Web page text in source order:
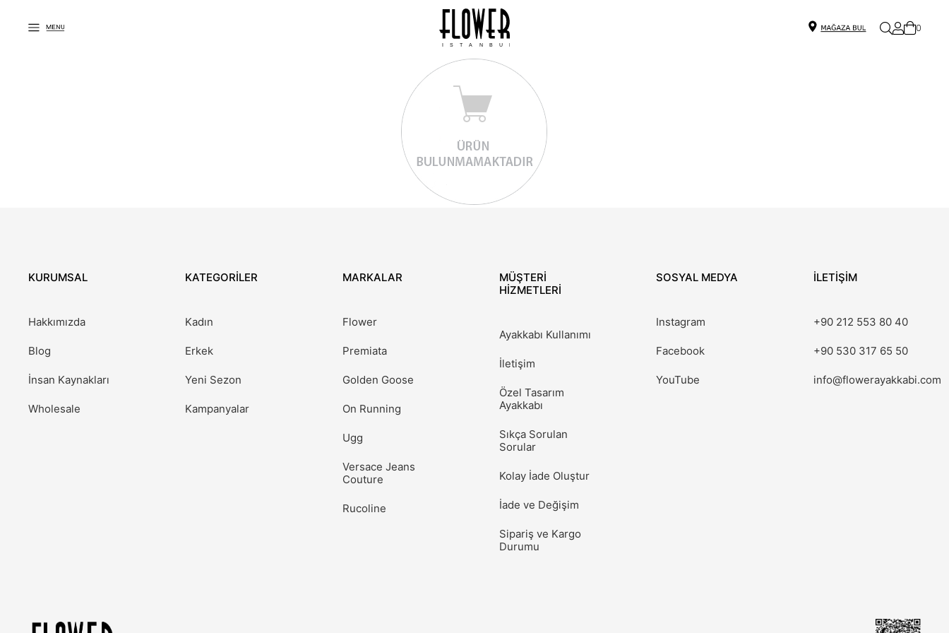
ISTANBUL
0
KURUMSAL
Hakkımızda
Blog
İnsan Kaynakları
Wholesale
KATEGORİLER
Kadın
Erkek
Yeni Sezon
Kampanyalar
MARKALAR
Flower
Premiata
Golden Goose
On Running
Ugg
Versace Jeans
Couture
Rucoline
MÜŞTERİ
HİZMETLERİ
Ayakkabı Kullanımı
İletişim
Özel Tasarım
Ayakkabı
Sıkça Sorulan
Sorular
Kolay İade Oluştur
İade ve Değişim
Sipariş ve Kargo
Durumu
SOSYAL MEDYA
Instagram
Facebook
YouTube
İLETİŞİM
+90 212 553 80 40
+90 530 317 65 50
info@flowerayakkabi.com